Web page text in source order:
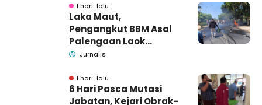
1 hari lalu
Laka Maut,
Pengangkut BBM Asal
Palengaan Laok
Pamekasan Meninggal
Jurnalis
1 hari lalu
6 Hari Pasca Mutasi
Jabatan, Kejari Obrak-